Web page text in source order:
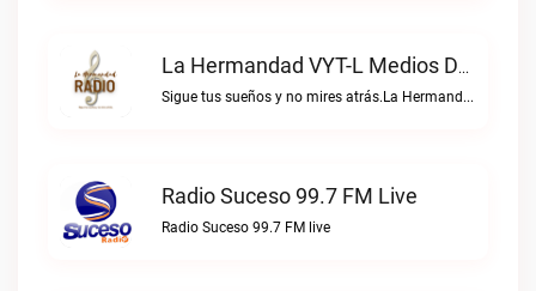
La Hermandad VYT-L Medios De Comunicación Live
Sigue tus sueños y no mires atrás.La Hermandad VYT-L Medios de Comunicación live
Radio Suceso 99.7 FM Live
Radio Suceso 99.7 FM live